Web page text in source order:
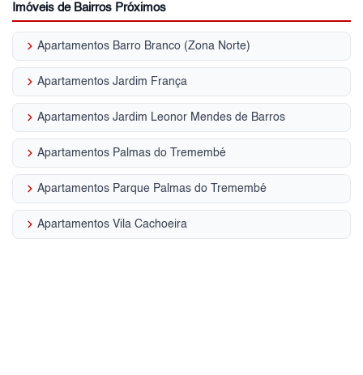
Imóveis de Bairros Próximos
keyboard_arrow_right Apartamentos Barro Branco (Zona Norte)
keyboard_arrow_right Apartamentos Jardim França
keyboard_arrow_right Apartamentos Jardim Leonor Mendes de Barros
keyboard_arrow_right Apartamentos Palmas do Tremembé
keyboard_arrow_right Apartamentos Parque Palmas do Tremembé
keyboard_arrow_right Apartamentos Vila Cachoeira